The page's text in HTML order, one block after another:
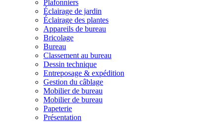
Plafonniers
Éclairage de jardin
Éclairage des plantes
Appareils de bureau
Bricolage
Bureau
Classement au bureau
Dessin technique
Entreposage & expédition
Gestion du câblage
Mobilier de bureau
Mobilier de bureau
Papeterie
Présentation